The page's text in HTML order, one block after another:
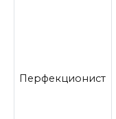
Перфекционист